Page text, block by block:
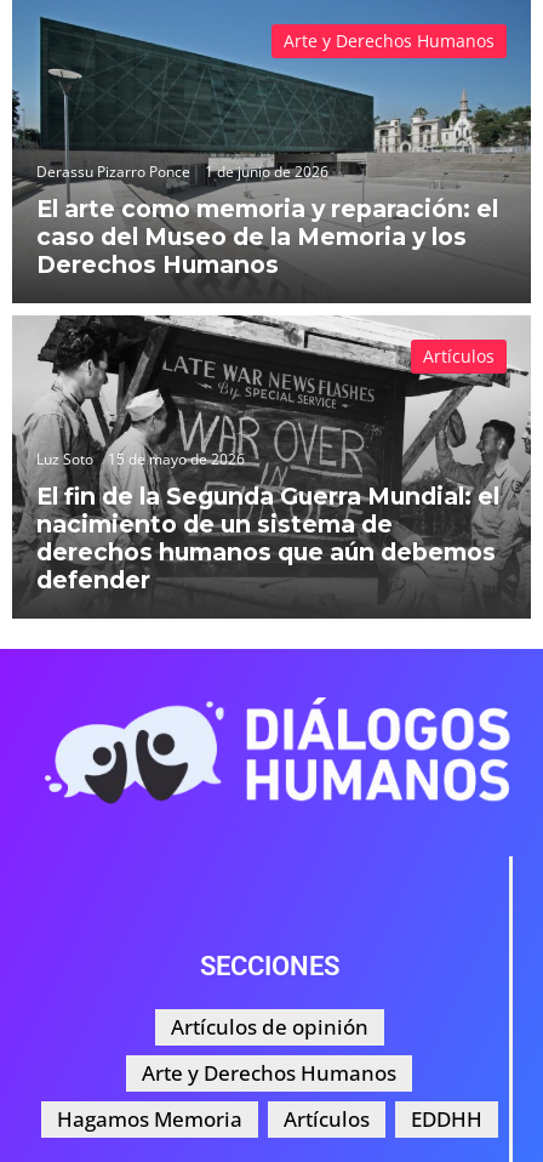
Derassu Pizarro Ponce 1 de junio de 2026
El arte como memoria y reparación: el
caso del Museo de la Memoria y los
Derechos Humanos
Arte y Derechos Humanos
Luz Soto 15 de mayo de 2026
El fin de la Segunda Guerra Mundial: el
nacimiento de un sistema de
derechos humanos que aún debemos
defender
Artículos
SECCIONES
Artículos de opinión
Arte y Derechos Humanos
Hagamos Memoria
Artículos EDDHH